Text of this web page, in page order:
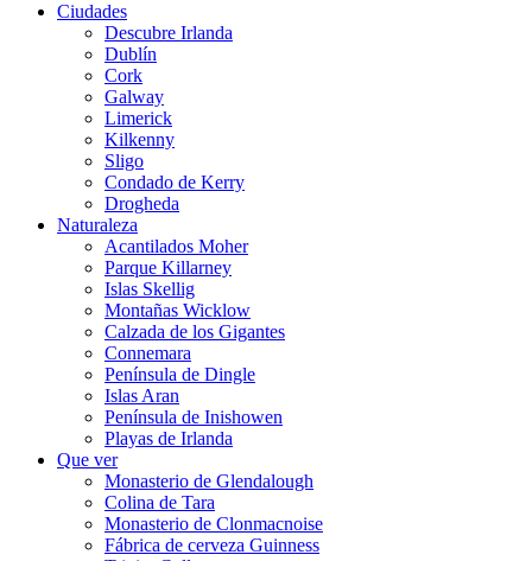
Ciudades
Descubre Irlanda
Dublín
Cork
Galway
Limerick
Kilkenny
Sligo
Condado de Kerry
Drogheda
Naturaleza
Acantilados Moher
Parque Killarney
Islas Skellig
Montañas Wicklow
Calzada de los Gigantes
Connemara
Península de Dingle
Islas Aran
Península de Inishowen
Playas de Irlanda
Que ver
Monasterio de Glendalough
Colina de Tara
Monasterio de Clonmacnoise
Fábrica de cerveza Guinness